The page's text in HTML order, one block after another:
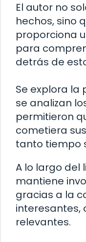
El autor no
hechos, sino
proporciona
para
detrás de
Se explora la
se analizan
permitieron
cometiera
tanto tiempo
A lo largo del
mantiene
gracias a la
interesantes,
relevantes.